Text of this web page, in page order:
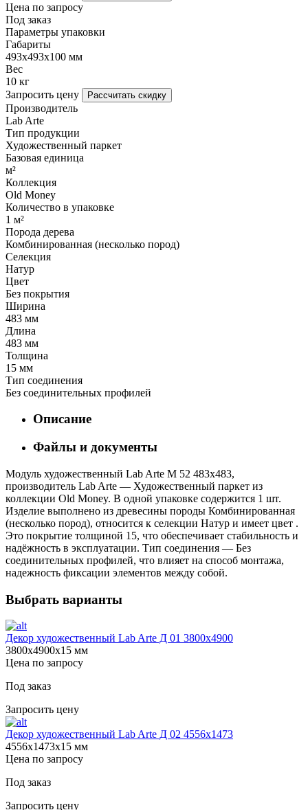
Цена по запросу
Под заказ
Параметры упаковки
Габариты
493х493х100 мм
Вес
10 кг
Запросить цену
Рассчитать скидку
Производитель
Lab Arte
Тип продукции
Художественный паркет
Базовая единица
м²
Коллекция
Old Money
Количество в упаковке
1 м²
Порода дерева
Комбинированная (несколько пород)
Селекция
Натур
Цвет
Без покрытия
Ширина
483 мм
Длина
483 мм
Толщина
15 мм
Тип соединения
Без соединительных профилей
Описание
Файлы и документы
Модуль художественный Lab Arte М 52 483х483,
производитель Lab Arte — Художественный паркет из
коллекции Old Money. В одной упаковке содержится 1 шт.
Изделие выполнено из древесины породы Комбинированная
(несколько пород), относится к селекции Натур и имеет цвет .
Это покрытие толщиной 15, что обеспечивает стабильность и
надёжность в эксплуатации. Тип соединения — Без
соединительных профилей, что влияет на способ монтажа,
надежность фиксации элементов между собой.
Выбрать варианты
Декор художественный Lab Arte Д 01 3800х4900
3800х4900х15 мм
Цена по запросу
Под заказ
Запросить цену
Декор художественный Lab Arte Д 02 4556x1473
4556х1473х15 мм
Цена по запросу
Под заказ
Запросить цену